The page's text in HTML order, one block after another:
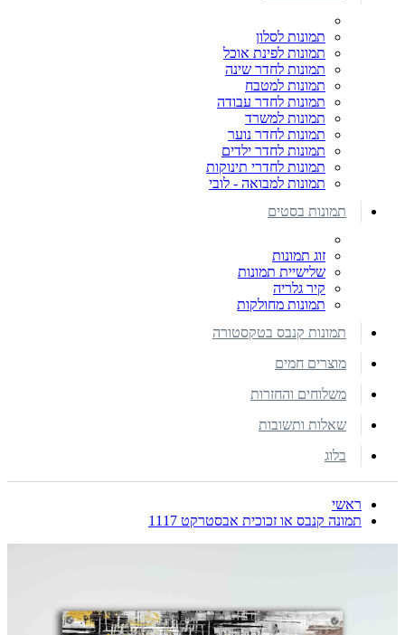
תמונות לסלון
תמונות לפינת אוכל
תמונות לחדר שינה
תמונות למטבח
תמונות לחדר עבודה
תמונות למשרד
תמונות לחדר נוער
תמונות לחדר ילדים
תמונות לחדרי תינוקות
תמונות למבואה - לובי
תמונות בסטים
זוג תמונות
שלישיית תמונות
קיר גלריה
תמונות מחולקות
תמונות קנבס בטקסטורה
מוצרים חמים
משלוחים והחזרות
שאלות ותשובות
בלוג
ראשי
תמונה קנבס או זכוכית אבסטרקט 1117